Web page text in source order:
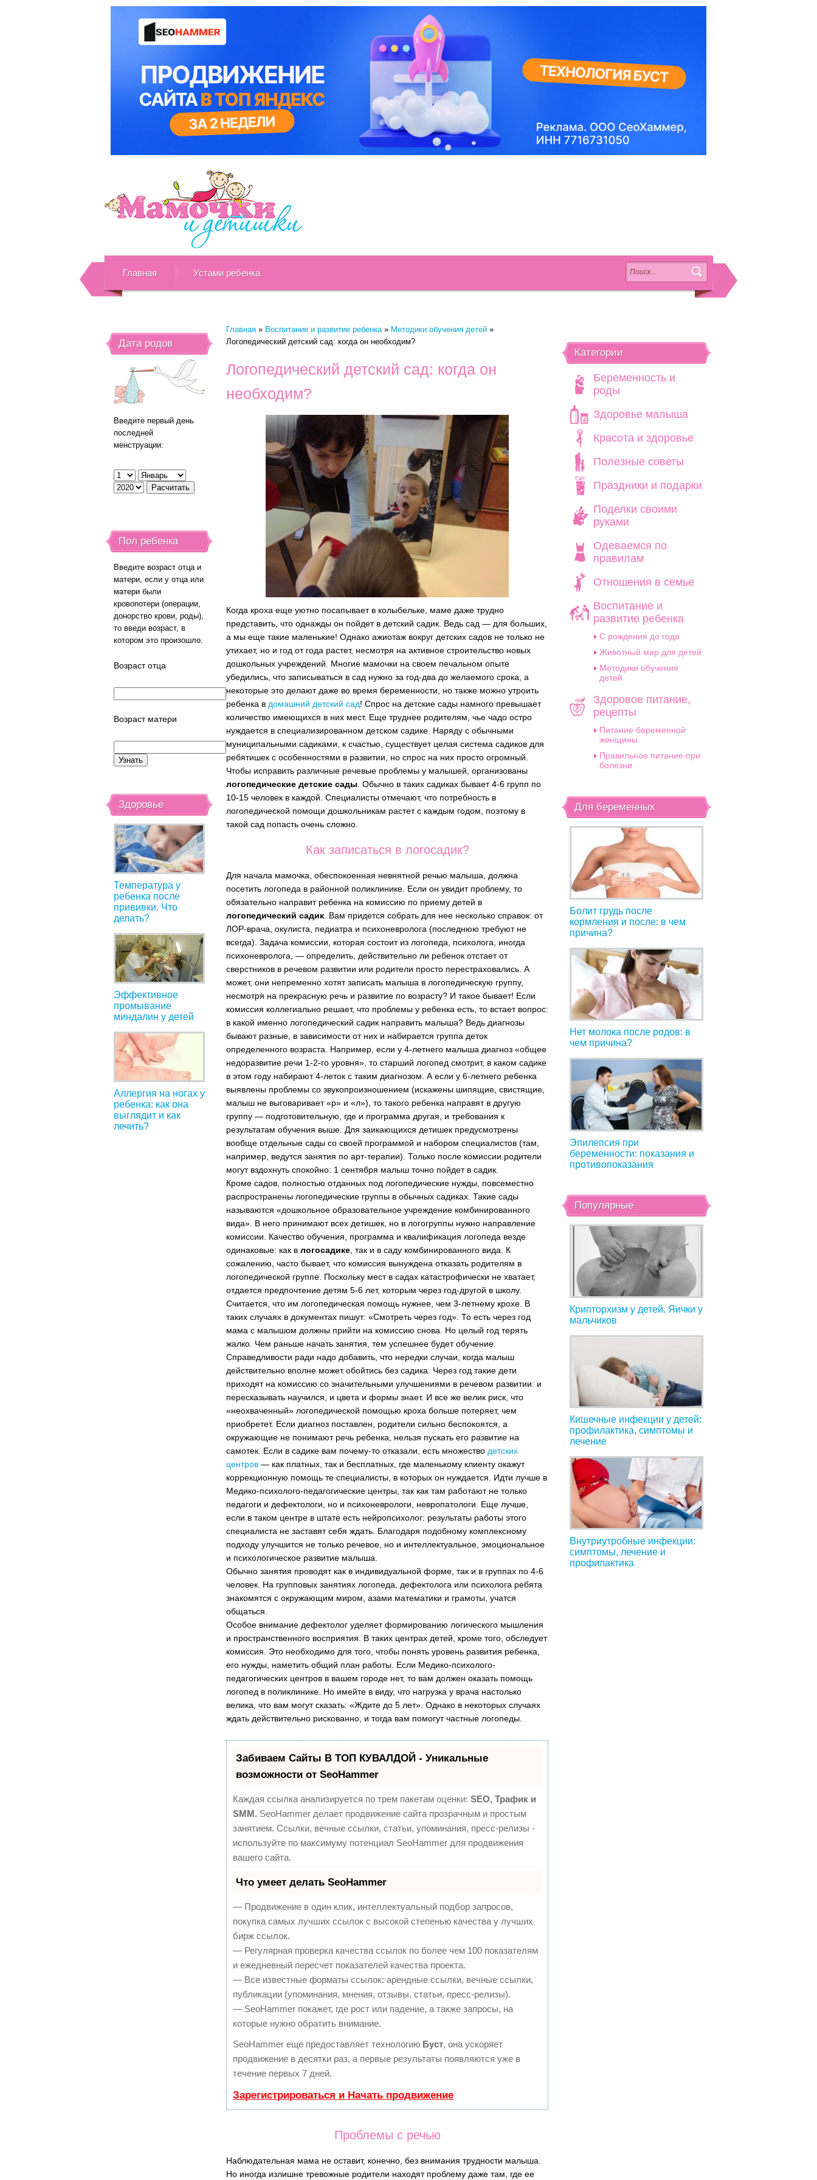
Главная Устами ребенка
Главная » Воспитание и развитие ребенка» Методики обучения детей »
Логопедический детский сад: когда он необходим?
Логопедический детский сад: когда он
необходим?
Когда кроха еще уютно посапывает в колыбельке, маме даже трудно
представить, что однажды он пойдет в детский садик. Ведь сад — для больших,
а мы еще такие маленькие! Однако ажиотаж вокруг детских садов не только не
утихает, но и год от года растет, несмотря на активное строительство новых
дошкольных учреждений.
Многие мамочки на своем печальном опыте
убедились, что записываться в сад нужно за год-два до желаемого срока, а
некоторые это делают даже во время беременности, но также можно утроить
ребенка в домашний детский сад! Спрос на детские сады намного превышает
количество имеющихся в них мест. Еще труднее родителям, чье чадо остро
нуждается в специализированном детском садике. Наряду с обычными
муниципальными садиками, к счастью, существует целая система садиков для
ребятишек с особенностями в развитии, но спрос на них просто огромный.
Чтобы исправить различные речевые проблемы у малышей, организованы
логопедические детские сады . Обычно в таких садиках бывает 4-6 групп по
10-15 человек в каждой. Специалисты отмечают, что потребность в
логопедической помощи дошкольникам растет с каждым годом, поэтому в
такой сад попасть очень сложно.
Как записаться в логосадик?
Для начала мамочка, обеспокоенная невнятной речью малыша, должна
посетить логопеда в районной поликлинике. Если он увидит проблему, то
обязательно направит ребенка на комиссию по приему детей в
логопедический садик . Вам придется собрать для нее несколько справок: от
ЛОР-врача, окулиста, педиатра и психоневролога (последнюю требуют не
всегда). Задача комиссии, которая состоит из логопеда, психолога, иногда
психоневролога, — определить, действительно ли ребенок отстает от
сверстников в речевом развитии или родители просто перестраховались. А
может, они непременно хотят записать малыша в логопедическую группу,
несмотря на прекрасную речь и развитие по возрасту? И такое бывает! Если
комиссия коллегиально решает, что проблемы у ребенка есть, то встает вопрос:
в какой именно логопедический садик направить малыша? Ведь диагнозы
бывают разные, в зависимости от них и набирается группа деток
определенного возраста. Например, если у 4-летнего малыша диагноз «общее
недоразвитие речи 1-2-го уровня», то старший логопед смотрит, в каком садике
в этом году набирают 4-леток с таким диагнозом. А если у 6-летнего ребенка
выявлены проблемы со звукопроизношением (искажены шипящие, свистящие,
малыш не выговаривает «р» и «л»), то такого ребенка направят в другую
группу — подготовительную, где и программа другая, и требования к
результатам обучения выше. Для заикающихся детишек предусмотрены
вообще отдельные сады со своей программой и набором специалистов (там,
например, ведутся занятия по арт-терапии). Только после комиссии родители
могут вздохнуть спокойно: 1 сентября малыш точно пойдет в садик.
Кроме садов, полностью отданных под логопедические нужды, повсеместно
распространены логопедические группы в обычных садиках. Такие сады
называются «дошкольное образовательное учреждение комбинированного
вида». В него принимают всех детишек, но в логогруппы нужно направление
комиссии. Качество обучения, программа и квалификация логопеда везде
одинаковые: как влогосадике , так и в саду комбинированного вида. К
сожалению, часто бывает, что комиссия вынуждена отказать родителям в
логопедической группе. Поскольку мест в садах катастрофически не хватает,
отдается предпочтение детям 5-6 лет, которым через год-другой в школу.
Считается, что им логопедическая помощь нужнее, чем 3-летнему крохе. В
таких случаях в документах пишут: «Смотреть через год». То есть через год
мама с малышом должны прийти на комиссию снова. Но целый год терять
жалко. Чем раньше начать занятия, тем успешнее будет обучение.
Справедливости ради надо добавить, что нередки случаи, когда малыш
действительно вполне может обойтись без садика. Через год такие дети
приходят на комиссию со значительными улучшениями в речевом развитии: и
пересказывать научился, и цвета и формы знает. И все же велик риск, что
«неохваченный» логопедической помощью кроха больше потеряет, чем
приобретет. Если диагноз поставлен, родители сильно беспокоятся, а
окружающие не понимают речь ребенка, нельзя пускать его развитие на
самотек. Если в садике вам почему-то отказали, есть множество детских
центров — как платных, так и бесплатных, где маленькому клиенту окажут
коррекционную помощь те специалисты, в которых он нуждается. Идти лучше в
Медико-психолого-педагогические центры, так как там работают не только
педагоги и дефектологи, но и психоневрологи, невропатологи. Еще лучше,
если в таком центре в штате есть нейропсихолог: результаты работы этого
специалиста не заставят себя ждать. Благодаря подобному комплексному
подходу улучшится не только речевое, но и интеллектуальное, эмоциональное
и психологическое развитие малыша.
Обычно занятия проводят как в индивидуальной форме, так и в группах по 4-6
человек. На групповых занятиях логопеда, дефектолога или психолога ребята
знакомятся с окружающим миром, азами математики и грамоты, учатся
общаться.
Особое внимание дефектолог уделяет формированию логического мышления
и пространственного восприятия. В таких центрах детей, кроме того, обследует
комиссия. Это необходимо для того, чтобы понять уровень развития ребенка,
его нужды, наметить общий план работы. Если Медико-психолого-
педагогических центров в вашем городе нет, то вам должен оказать помощь
логопед в поликлинике. Но имейте в виду, что нагрузка у врача настолько
велика, что вам могут сказать: «Ждите до 5 лет». Однако в некоторых случаях
ждать действительно рискованно, и тогда вам помогут частные логопеды.
Забиваем Сайты В ТОП КУВАЛДОЙ - Уникальные
возможности от SeoHammer
Каждая ссылка анализируется по трем пакетам оценки:SEO, Трафик и
SMM. SeoHammer делает продвижение сайта прозрачным и простым
занятием. Ссылки, вечные ссылки, статьи, упоминания, пресс-релизы -
используйте по максимуму потенциал SeoHammer для продвижения
вашего сайта.
Что умеет делать SeoHammer
— Продвижение в один клик, интеллектуальный подбор запросов,
покупка самых лучших ссылок с высокой степенью качества у лучших
бирж ссылок.
— Регулярная проверка качества ссылок по более чем 100 показателям
и ежедневный пересчет показателей качества проекта.
— Все известные форматы ссылок: арендные ссылки, вечные ссылки,
публикации (упоминания, мнения, отзывы, статьи, пресс-релизы).
— SeoHammer покажет, где рост или падение, а также запросы, на
которые нужно обратить внимание.
SeoHammer еще предоставляет технологию Буст, она ускоряет
продвижение в десятки раз, а первые результаты появляются уже в
течение первых 7 дней.
Зарегистрироваться и Начать продвижение
Проблемы с речью
Наблюдательная мама не оставит, конечно, без внимания трудности малыша.
Но иногда излишне тревожные родители находят проблему даже там, где ее
Дата родов
Введите первый день
последней
менструации:
Пол ребенка
Введите возраст отца и
матери, если у отца или
матери были
кровопотери (операции,
донорство крови, роды),
то введи возраст, в
котором это произошло.
Возраст отца
Возраст матери
Здоровье
Температура у
ребенка после
прививки. Что
делать?
Эффективное
промывание
миндалин у детей
Аллергия на ногах у
ребенка: как она
выглядит и как
лечить?
Категории
Беременность и
роды
Здоровье малыша
Красота и здоровье
Полезные советы
Праздники и подарки
Поделки своими
руками
Одеваемся по
правилам
Отношения в семье
Воспитание и
развитие ребенка
C рождения до года
Животный мир для детей
Методики обучения
детей
Здоровое питание,
рецепты
Питание беременной
женщины
Правильное питание при
болезни
Для беременных
Болит грудь после
кормления и после: в чем
причина?
Нет молока после родов: в
чем причина?
Эпилепсия при
беременности: показания и
противопоказания
Популярные
Крипторхизм у детей. Яички у
мальчиков
Кишечные инфекции у детей:
профилактика, симптомы и
лечение
Внутриутробные инфекции:
симптомы, лечение и
профилактика